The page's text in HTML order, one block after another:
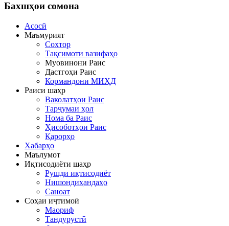
Бахшҳои сомона
Асосӣ
Маъмурият
Сохтор
Тақсимоти вазифаҳо
Муовинони Раис
Дастгоҳи Раис
Кормандони МИҲД
Раиси шаҳр
Ваколатҳои Раис
Тарҷумаи ҳол
Нома ба Раис
Ҳисоботҳои Раис
Қарорҳо
Хабарҳо
Маълумот
Иқтисодиёти шаҳр
Рушди иқтисодиёт
Нишондиҳандаҳо
Саноат
Соҳаи иҷтимоӣ
Маориф
Тандурустӣ